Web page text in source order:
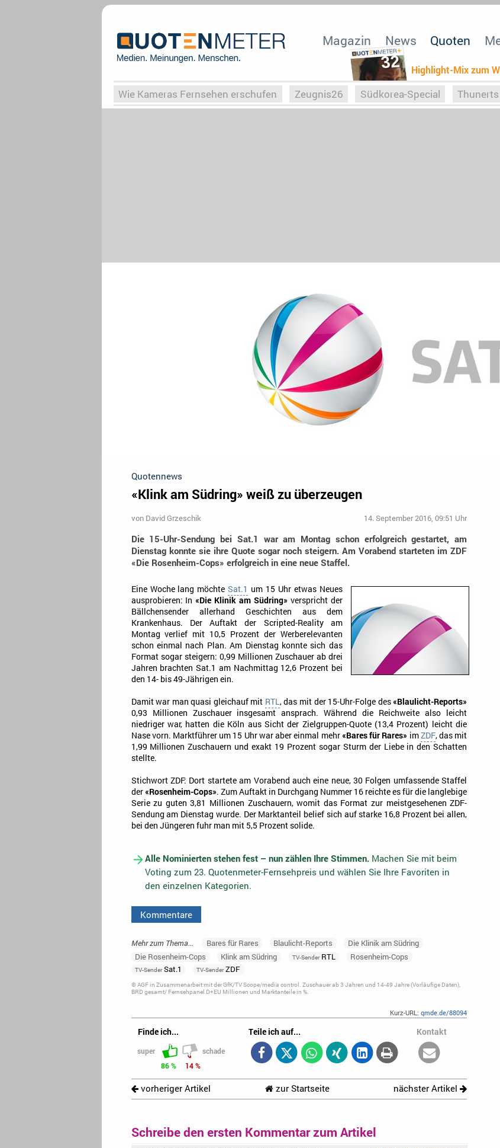
32 Highlight-Mix zum
Magazin News Quoten
Wie Kameras Fernsehen erschufen Zeugnis26 Südkorea-Special
Quotennews
«Klink am Südring» weiß zu überzeugen
von David Grzeschik 14. September 2016, 09:51 Uhr
Die 15-Uhr-Sendung bei Sat.1 war am Montag schon erfolgreich gestartet, am
Dienstag konnte sie ihre Quote sogar noch steigern. Am Vorabend starteten im ZDF
«Die Rosenheim-Cops» erfolgreich in eine neue Staffel.
Eine Woche lang möchteSat.1 um 15 Uhr etwas Neues
ausprobieren: In«Die Klinik am Südring» verspricht der
Bällchensender allerhand Geschichten aus dem
Krankenhaus. Der Auftakt der Scripted-Reality am
Montag verlief mit 10,5 Prozent der Werberelevanten
schon einmal nach Plan. Am Dienstag konnte sich das
Format sogar steigern: 0,99 Millionen Zuschauer ab drei
Jahren brachten Sat.1 am Nachmittag 12,6 Prozent bei
den 14- bis 49-Jährigen ein.
Damit war man quasi gleichauf mit RTL, das mit der 15-Uhr-Folge des«Blaulicht-Reports»
0,93 Millionen Zuschauer insgesamt ansprach. Während die Reichweite also leicht
niedriger war, hatten die Köln aus Sicht der Zielgruppen-Quote (13,4 Prozent) leicht die
Nase vorn. Marktführer um 15 Uhr war aber einmal mehr«Bares für Rares» imZDF, das mit
1,99 Millionen Zuschauern und exakt 19 Prozent sogar Sturm der Liebe in den Schatten
stellte.
Stichwort ZDF: Dort startete am Vorabend auch eine neue, 30 Folgen umfassende Staffel
der«Rosenheim-Cops». Zum Auftakt in Durchgang Nummer 16 reichte es für die langlebige
Serie zu guten 3,81 Millionen Zuschauern, womit das Format zur meistgesehenen ZDF-
Sendung am Dienstag wurde. Der Marktanteil belief sich auf starke 16,8 Prozent bei allen,
bei den Jüngeren fuhr man mit 5,5 Prozent solide.
Alle Nominierten stehen fest – nun zählen Ihre Stimmen.Machen Sie mit beim
Voting zum 23. Quotenmeter-Fernsehpreis und wählen Sie Ihre Favoriten in
den einzelnen Kategorien.
Kommentare
Mehr zum Thema... Bares für Rares Blaulicht-Reports
Die Klinik am Südring
Die Rosenheim-Cops
Klink am Südring TV-SenderRTL Rosenheim-Cops
TV-SenderSat.1 TV-SenderZDF
© AGF in Zusammenarbeit mit der GfK/TV Scope/media control. Zuschauer ab 3 Jahren und 14-49 Jahre (Vorläufige Daten),
BRD gesamt/ Fernsehpanel D+EU Millionen und Marktanteile in %.
Kurz-URL:qmde.de/88094
Finde ich...
super
schade
86 %
14 %
Teile ich auf... Kontakt
vorheriger Artikel zur Startseite nächster Artikel
Schreibe den ersten Kommentar zum Artikel